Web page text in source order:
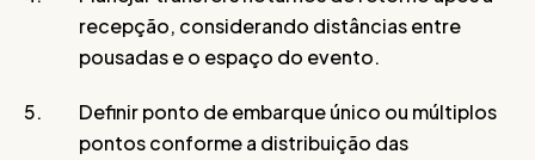
recepção, considerando distâncias entre
pousadas e o espaço do evento.
Definir ponto de embarque único ou múltiplos
pontos conforme a distribuição das